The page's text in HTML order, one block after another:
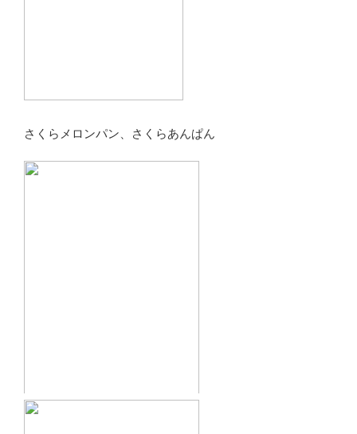
さくらメロンパン、さくらあんぱん